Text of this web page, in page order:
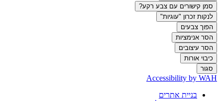
סמן קישורים עם צבע רקע?
לנקות זכרון "עוגיות"
הפוך צבעים
הסר אנימציות
הסר עיצובים
כיבוי אורות
סגור
Accessibility by WAH
בניית אתרים